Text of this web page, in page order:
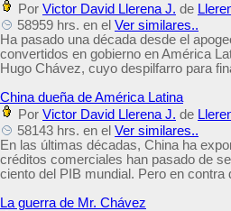
Por Victor David Llerena J. de
58959 hrs. en el Ver similares..
Ha pasado una década desde el
convertidos en gobierno en América
Hugo Chávez, cuyo despilfarro para
China dueña de América Latina
Por Victor David Llerena J. de
58143 hrs. en el Ver similares..
En las últimas décadas, China ha
créditos comerciales han pasado de
ciento del PIB mundial. Pero en contra
La guerra de Mr. Chávez